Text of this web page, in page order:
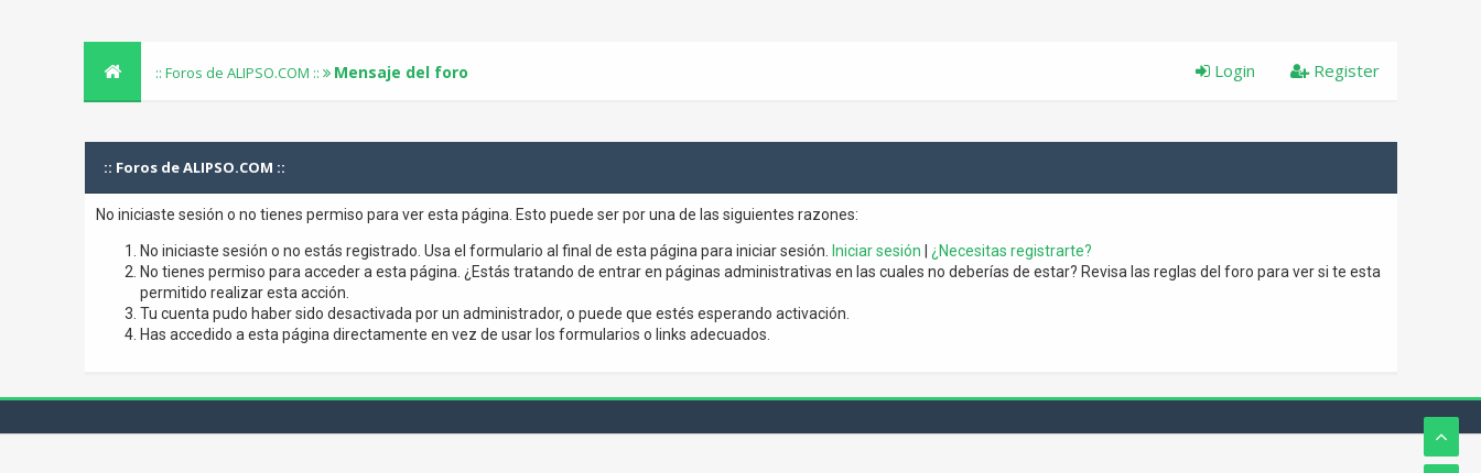
:: Foros de ALIPSO.COM :: Mensaje del foro Register
Login
:: Foros de ALIPSO.COM ::
No iniciaste sesión o no tienes permiso para ver esta página. Esto puede ser por una de las siguientes razones:
No iniciaste sesión o no estás registrado. Usa el formulario al final de esta página para iniciar sesión. Iniciar sesión
¿Necesitas registrarte?
No tienes permiso para acceder a esta página. ¿Estás tratando de entrar en páginas administrativas en las cuales no deberías de estar? Revisa las reglas del foro para ver si te esta
permitido realizar esta acción.
Tu cuenta pudo haber sido desactivada por un administrador, o puede que estés esperando activación.
Has accedido a esta página directamente en vez de usar los formularios o links adecuados.